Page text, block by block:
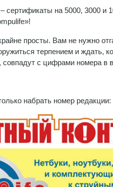
сертификаты на 5000, 3000 и
просты. Вам не нужно
терпением и ждать,
совпадут с цифрами номера в
набрать номер